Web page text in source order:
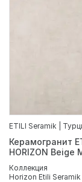
ETILI Seramik |
Керамогранит
HORIZON Beige
Коллекция
Horizon Etili Seramik